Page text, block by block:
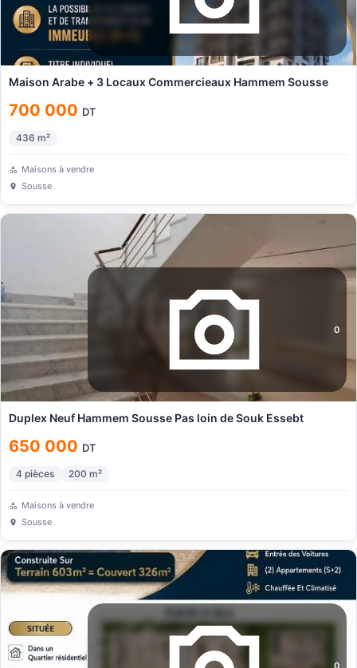
Maison Arabe + 3 Locaux Commercieaux Hammem Sousse
700 000 DT
436 m²
Maisons à vendre
Sousse
0
Duplex Neuf Hammem Sousse Pas loin de Souk Essebt
650 000 DT
4 pièces 200 m²
Maisons à vendre
Sousse
0